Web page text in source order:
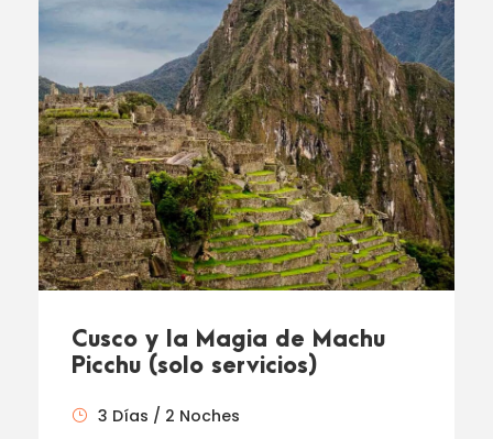
Cusco y la Magia de Machu
Picchu (solo servicios)
3 Días / 2 Noches